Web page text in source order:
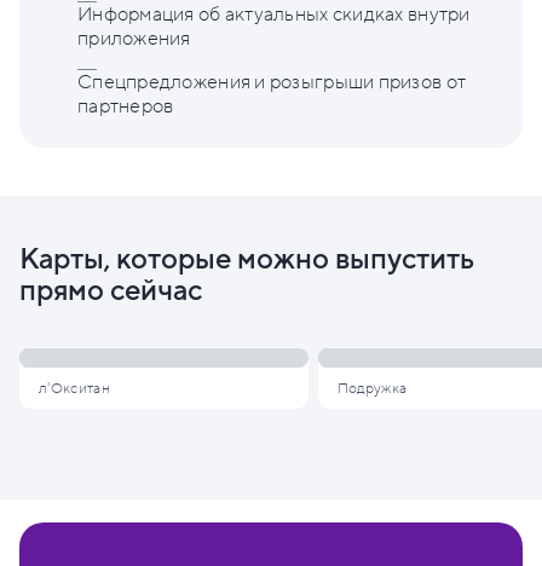
Информация об актуальных скидках внутри
приложения
Спецпредложения и розыгрыши призов от
партнеров
Карты, которые можно выпустить
прямо сейчас
л'Окситан Подружка